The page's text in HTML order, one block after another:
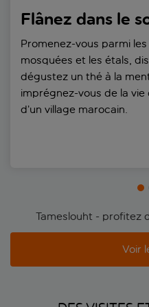
Flânez dans le
Promenez-vous parmi
mosquées et les étals,
dégustez un thé à la
imprégnez-vous de la
d’un village marocain.
Tameslouht - profitez
Voir